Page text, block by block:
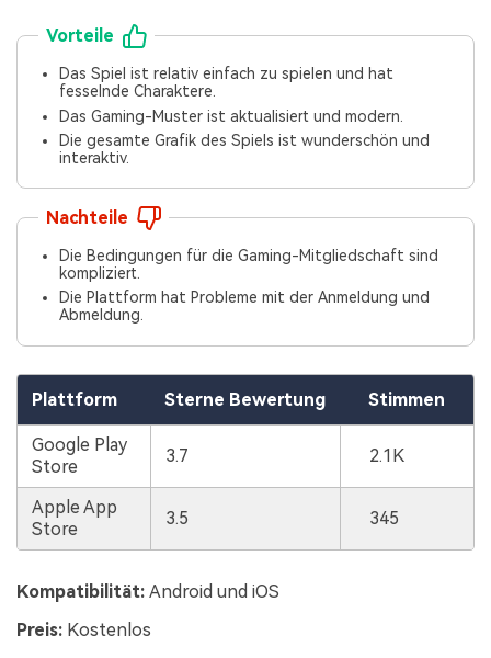
Vorteile
Das Spiel ist relativ einfach zu spielen und hat
fesselnde Charaktere.
Das Gaming-Muster ist aktualisiert und modern.
Die gesamte Grafik des Spiels ist wunderschön und
interaktiv.
Nachteile
Die Bedingungen für die Gaming-Mitgliedschaft sind
kompliziert.
Die Plattform hat Probleme mit der Anmeldung und
Abmeldung.
Plattform Sterne Bewertung Stimmen
Google Play
Store
3.7 2.1K
Apple App
Store
3.5 345
Kompatibilität: Android und iOS
Preis: Kostenlos